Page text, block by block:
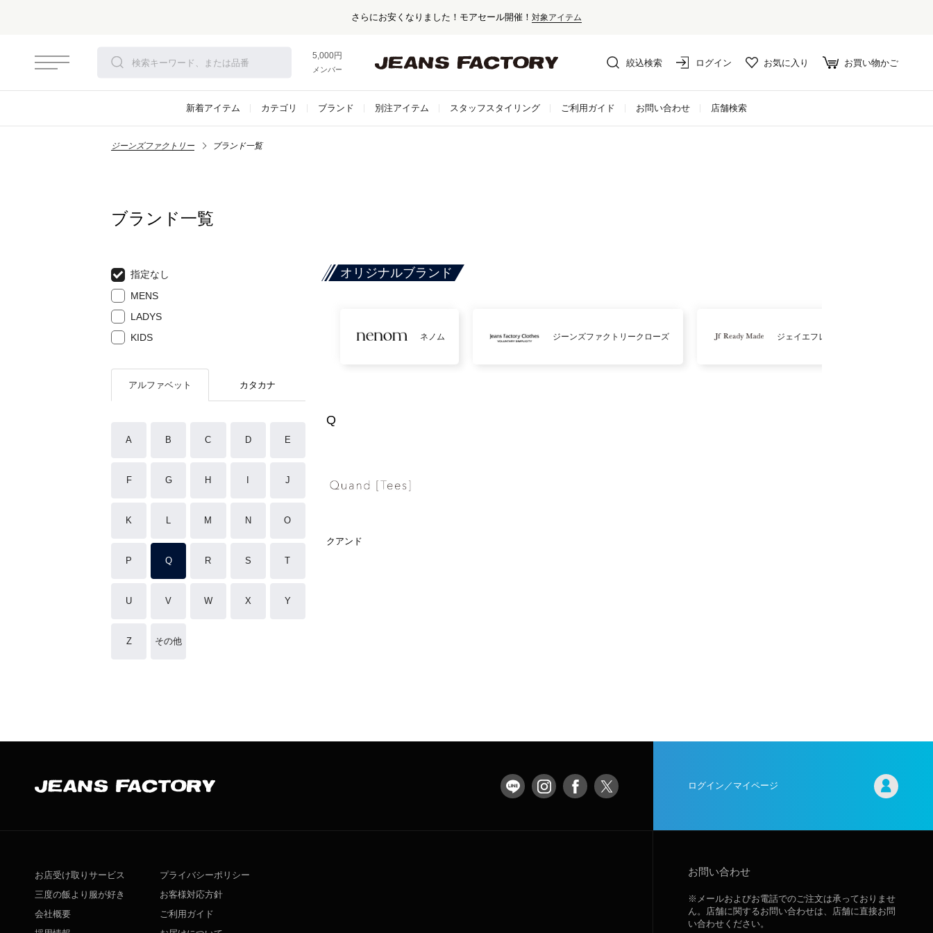
さらにお安くなりました！モアセール開催！ 対象アイテム
5,000円以上お買い上げで送料無料！
メンバー登録でお得な情報をゲット。さらに詳しく
絞込検索 ログイン お気に入り お買い物かご
新着アイテム カテゴリ ブランド 別注アイテム スタッフスタイリング ご利用ガイド お問い合わせ 店舗検索
ジーンズファクトリー ブランド一覧
ブランド一覧
指定なし
MENS
LADYS
KIDS
アルファベット カタカナ
A B C D E
F G H J
K L M N O
P Q R S T
U V W X Y
Z その他
オリジナルブランド
ネノム ジーンズファクトリークローズ ジェイエフレディメイド
Q
クアンド
ログイン／マイページ
お店受け取りサービス
三度の飯より服が好き
会社概要
プライバシーポリシー
お客様対応方針
ご利用ガイド
お問い合わせ
※メールおよびお電話でのご注文は承っておりませ
ん。店舗に関するお問い合わせは、店舗に直接お問
い合わせください。